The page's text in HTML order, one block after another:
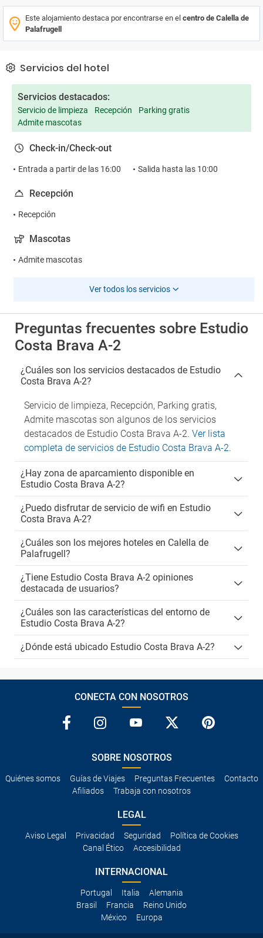
Este alojamiento destaca por encontrarse en el centro de Calella de
Palafrugell
Servicios del hotel
Servicios destacados:
Servicio de limpieza Recepción
Parking gratis
Admite mascotas
Check-in/Check-out
Entrada a partir de las 16:00 Salida hasta las 10:00
Recepción
Recepción
Mascotas
Admite mascotas
Ver todos los servicios
Preguntas frecuentes sobre Estudio
Costa Brava A-2
¿Cuáles son los servicios destacados de Estudio
Costa Brava A-2?
Servicio de limpieza, Recepción, Parking gratis,
Admite mascotas son algunos de los servicios
destacados de Estudio Costa Brava A-2. Ver lista
completa de servicios de Estudio Costa Brava A-2.
¿Hay zona de aparcamiento disponible en
Estudio Costa Brava A-2?
¿Puedo disfrutar de servicio de wifi en Estudio
Costa Brava A-2?
¿Cuáles son los mejores hoteles en Calella de
Palafrugell?
¿Tiene Estudio Costa Brava A-2 opiniones
destacada de usuarios?
¿Cuáles son las características del entorno de
Estudio Costa Brava A-2?
¿Dónde está ubicado Estudio Costa Brava A-2?
CONECTA CON NOSOTROS
SOBRE NOSOTROS
Quiénes somos Guías de Viajes Preguntas Frecuentes
Contacto
Afiliados
Trabaja con nosotros
LEGAL
Aviso Legal Privacidad Seguridad
Política de Cookies
Canal Ético
Accesibilidad
INTERNACIONAL
Portugal Italia
Alemania
Brasil
Francia
Reino Unido
México
Europa